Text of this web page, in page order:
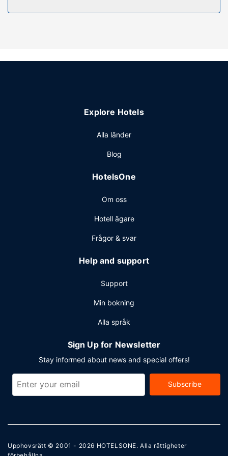
Övriga bekvämligheter
möten och events. Avgiftsfri parkering erbjuds på plats.
Explore Hotels
Alla länder
Blog
HotelsOne
Om oss
Hotell ägare
Frågor & svar
Help and support
Support
Min bokning
Alla språk
Sign Up for Newsletter
Stay informed about news and special offers!
Subscribe
Upphovsrätt © 2001 - 2026 HOTELSONE. Alla rättigheter